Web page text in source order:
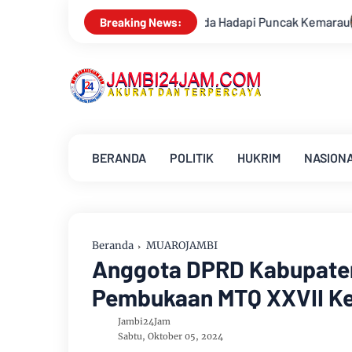
Breaking News:
Hadapi Puncak Kemarau Ambisi Menjadi Polisi
BERANDA POLITIK HUKRIM
Beranda MUAROJAMBI
Anggota DPRD
Pembukaan MTQ XXVII
Jambi24Jam
Sabtu, Oktober 05, 2024